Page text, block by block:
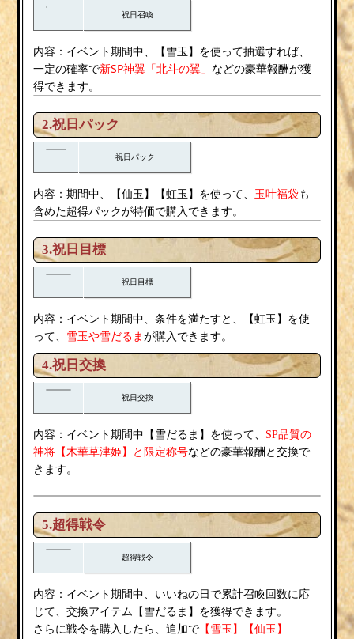
祝日召喚
内容： イベント期間中、【 雪玉 】を使って抽選すれば、
一定の確率で新SP神翼「北斗の翼」 などの豪華報酬が獲
得できます。
2.祝日パック
祝日パック
内容：期間中、【仙玉】【虹玉】を使って、 玉叶福袋も
含めた超得パックが特価で購入できます。
3.祝日目標
祝日目標
内容： イベント期間中、条件を満たすと、【虹玉】を使
って、 雪玉や雪だるまが購入できます。
4.祝日交換
祝日交換
内容： イベント期間中【 雪だるま 】を使って、 SP品質の
神将【 木華草津姫】と限定称号などの豪華報酬と交換で
きます。
5.超得戦令
超得戦令
内容： イベント期間中、 いいねの日 で累計召喚回数に応
じて、交換アイテム【 雪だるま 】を獲得できます。
さらに戦令を購入したら、追加で 【 雪玉 】【仙玉】